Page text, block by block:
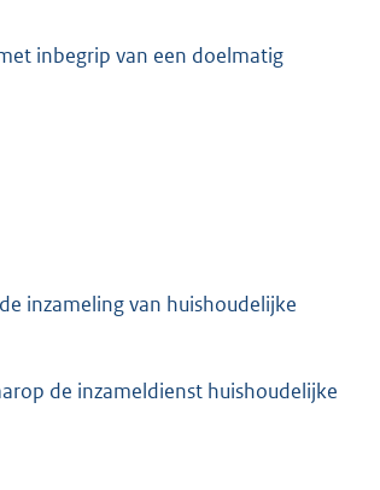
inbegrip van een doelmatig
inzameling van huishoudelijke
de inzameldienst huishoudelijke